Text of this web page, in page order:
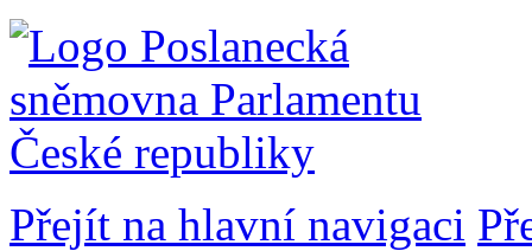
Přejít na hlavní navigaci